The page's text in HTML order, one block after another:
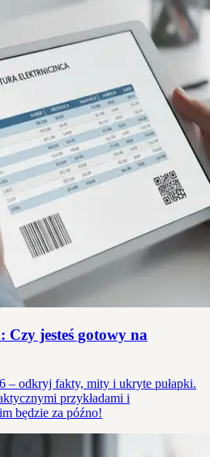
jesteś gotowy na
– odkryj fakty, mity i ukryte pułapki.
przykładami i
będzie za późno!